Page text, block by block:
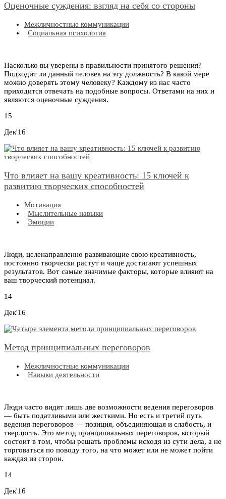
Оценочные суждения: взгляд на себя со стороны
Межличностные коммуникации
| Социальная психология
Насколько вы уверены в правильности принятого решения?
Подходит ли данный человек на эту должность? В какой мере
можно доверять этому человеку? Каждому из нас часто
приходится отвечать на подобные вопросы. Ответами на них и
являются оценочные суждения.
15
Дек'16
Что влияет на вашу креативность: 15 ключей к
развитию творческих способностей
Мотивация
| Мыслительные навыки
| Эмоции
Люди, целенаправленно развивающие свою креативность,
постоянно творчески растут и чаще достигают успешных
результатов. Вот самые значимые факторы, которые влияют на
ваш творческий потенциал.
14
Дек'16
Метод принципиальных переговоров
Межличностные коммуникации
| Навыки деятельности
Люди часто видят лишь две возможности ведения переговоров
— быть податливыми или жесткими. Но есть и третий путь
ведения переговоров — позиция, объединяющая и слабость, и
твердость. Это метод принципиальных переговоров, который
состоит в том, чтобы решать проблемы исходя из сути дела, а не
торговаться по поводу того, на что может или не может пойти
каждая из сторон.
14
Дек'16